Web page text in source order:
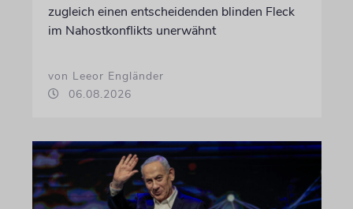
zugleich einen entscheidenden blinden Fleck
im Nahostkonflikts unerwähnt
von Leeor Engländer
06.08.2026